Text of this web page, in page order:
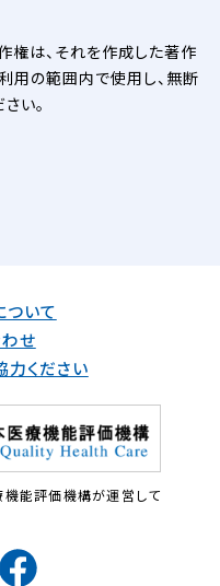
権は、それを作成した著作
用の範囲内で使用し、無断
い。
ついて
せ
力ください
能評価機構が運営して